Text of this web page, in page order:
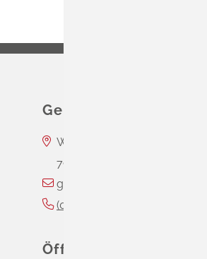
Gemeinde Schliengen
Wasserschloss Entenstein
79418
gemeinde@schliengen.de
(0
Öffnungszeiten